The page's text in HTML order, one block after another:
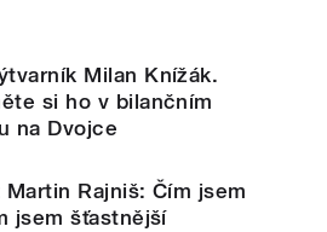
Milan Knížák.
si ho v bilančním
na Dvojce
Rajniš: Čím jsem
jsem šťastnější